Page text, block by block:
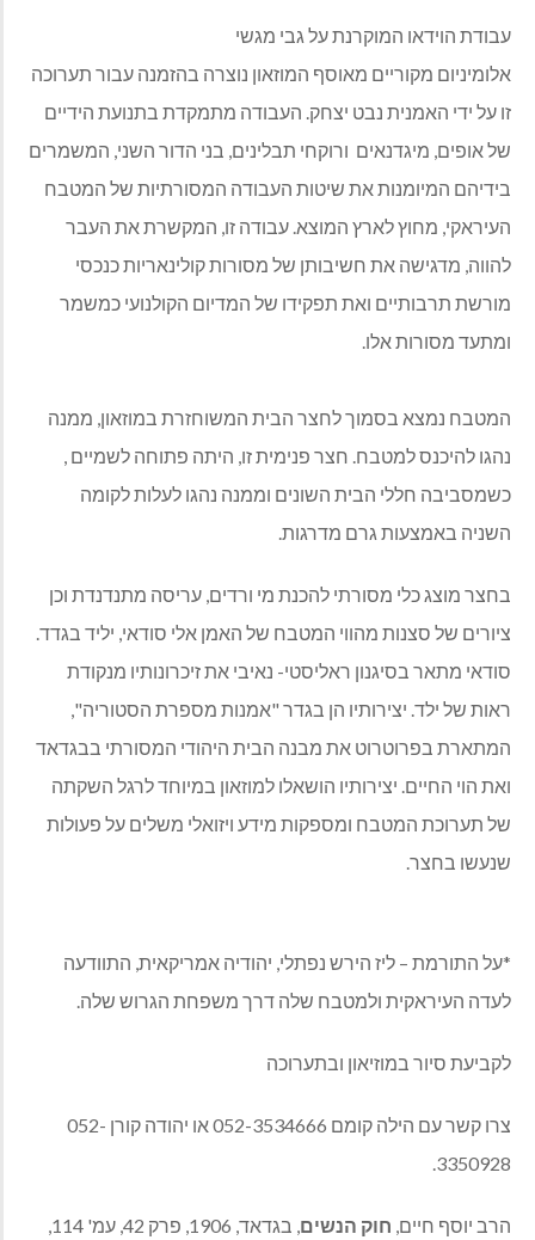
עבודת הוידאו המוקרנת על גבי מגשי
אלומיניום מקוריים מאוסף המוזאון נוצרה בהזמנה עבור תערוכה
זו על ידי האמנית נבט יצחק. העבודה מתמקדת בתנועת הידיים
של אופים, מיגדנאים ורוקחי תבלינים, בני הדור השני, המשמרים
בידיהם המיומנות את שיטות העבודה המסורתיות של המטבח
העיראקי, מחוץ לארץ המוצא. עבודה זו, המקשרת את העבר
להווה, מדגישה את חשיבותן של מסורות קולינאריות כנכסי
מורשת תרבותיים ואת תפקידו של המדיום הקולנועי כמשמר
ומתעד מסורות אלו.
המטבח נמצא בסמוך לחצר הבית המשוחזרת במוזאון, ממנה
נהגו להיכנס למטבח. חצר פנימית זו, היתה פתוחה לשמיים ,
כשמסביבה חללי הבית השונים וממנה נהגו לעלות לקומה
השניה באמצעות גרם מדרגות.
בחצר מוצג כלי מסורתי להכנת מי ורדים, עריסה מתנדנדת וכן
ציורים של סצנות מהווי המטבח של האמן אלי סודאי, יליד בגדד.
סודאי מתאר בסיגנון ראליסטי- נאיבי את זיכרונותיו מנקודת
ראות של ילד. יצירותיו הן בגדר "אמנות מספרת הסטוריה",
המתארת בפרוטרוט את מבנה הבית היהודי המסורתי בבגדאד
ואת הוי החיים. יצירותיו הושאלו למוזאון במיוחד לרגל השקתה
של תערוכת המטבח ומספקות מידע ויזואלי משלים על פעולות
שנעשו בחצר.
*על התורמת – ליז הירש נפתלי, יהודיה אמריקאית, התוודעה
לעדה העיראקית ולמטבח שלה דרך משפחת הגרוש שלה.
לקביעת סיור במוזיאון ובתערוכה
צרו קשר עם הילה קומם 052-3534666 או יהודה קורן 052-
3350928.
הרב יוסף חיים, חוק הנשים
, בגדאד, 1906, פרק 42, עמ' 114,